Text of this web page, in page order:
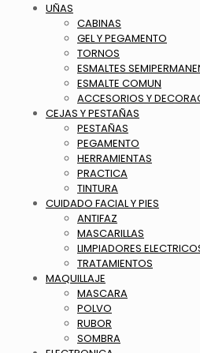
UÑAS
CABINAS
GEL Y PEGAMENTO
TORNOS
ESMALTES
ESMALTE COMUN
ACCESORIOS Y
CEJAS Y PESTAÑAS
PESTAÑAS
PEGAMENTO
HERRAMIENTAS
PRACTICA
TINTURA
CUIDADO FACIAL Y PIES
ANTIFAZ
MASCARILLAS
LIMPIADORES
TRATAMIENTOS
MAQUILLAJE
MASCARA
POLVO
RUBOR
SOMBRA